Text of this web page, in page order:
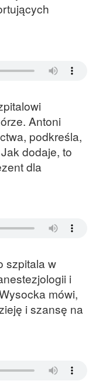
Antoni
podkreśla,
dodaje, to
dla
szpitala w
i
mówi,
i szansę na